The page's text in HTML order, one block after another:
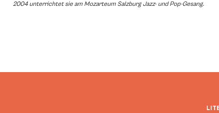
2004 unterrichtet sie am Mozarteum Salzburg Jazz- und Pop-Gesang.